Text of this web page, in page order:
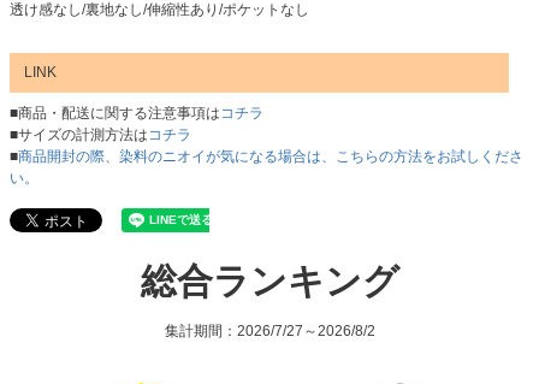
透け感なし/裏地なし/伸縮性あり/ポケットなし
LINK
■商品・配送に関する注意事項はコチラ
■サイズの計測方法はコチラ
■商品開封の際、染料のニオイが気になる場合は、こちらの方法をお試しくださ
い。
総合ランキング
集計期間：2026/7/27～2026/8/2